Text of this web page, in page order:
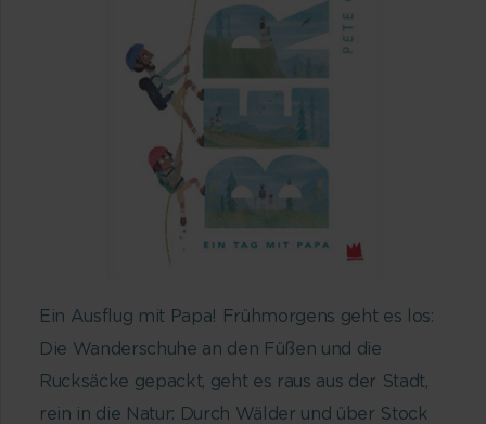
Ein Ausflug mit Papa! Frühmorgens geht es los:
Die Wanderschuhe an den Füßen und die
Rucksäcke gepackt, geht es raus aus der Stadt,
rein in die Natur: Durch Wälder und über Stock